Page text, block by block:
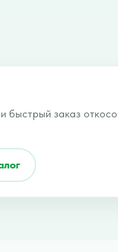
быстрый заказ